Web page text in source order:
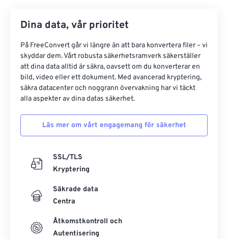
Dina data, vår prioritet
På FreeConvert går vi längre än att bara konvertera filer – vi
skyddar dem. Vårt robusta säkerhetsramverk säkerställer
att dina data alltid är säkra, oavsett om du konverterar en
bild, video eller ett dokument. Med avancerad kryptering,
säkra datacenter och noggrann övervakning har vi täckt
alla aspekter av dina datas säkerhet.
Läs mer om vårt engagemang för säkerhet
SSL/TLS
Kryptering
Säkrade data
Centra
Åtkomstkontroll och
Autentisering